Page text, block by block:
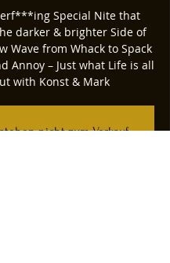
Special Nite that
darker & brighter Side of
Wave from Whack to Spack
Annoy – Just what Life is all
with Konst & Mark
nicht zum Verkauf